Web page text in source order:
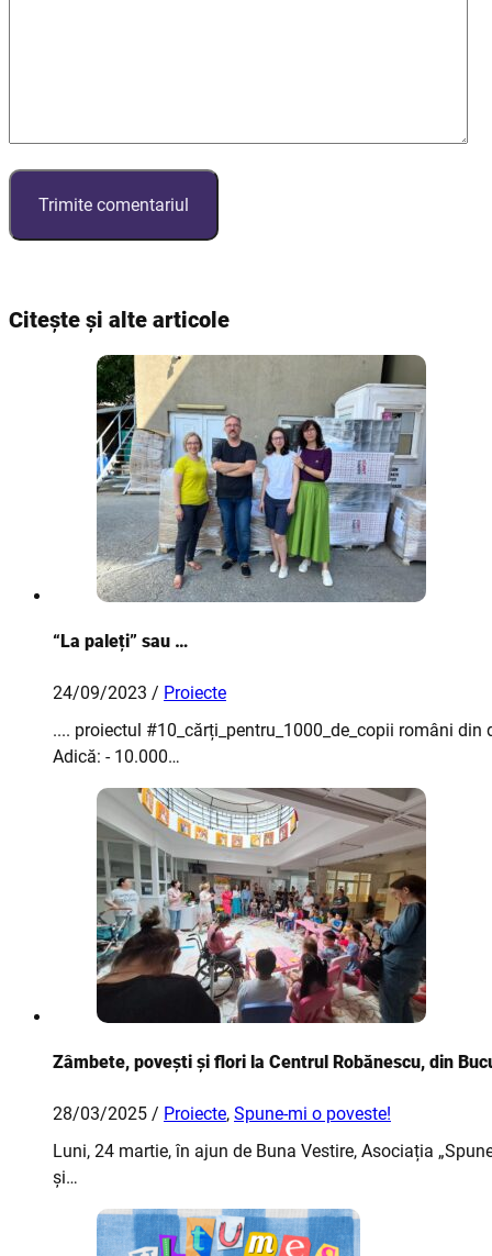
Citește și alte articole
“La paleți” sau …
24/09/2023 / Proiecte
.... proiectul #10_cărți_pentru_1000_de_copii români
Adică: - 10.000…
Zâmbete, povești și flori la Centrul Robănescu, din
28/03/2025 / Proiecte, Spune-mi o poveste!
Luni, 24 martie, în ajun de Buna Vestire, Asociația
și…